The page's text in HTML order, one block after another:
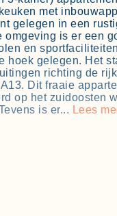
met
gelegen in een
omgeving is er een
en
hoek gelegen. Het
richting de
Dit fraaie
op het zuidoosten
is er... Lees